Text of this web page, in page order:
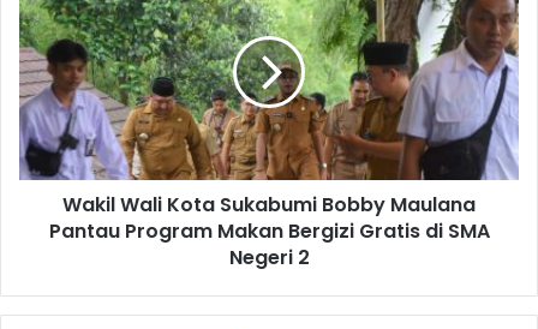
Wakil Wali Kota Sukabumi Bobby Maulana
Pantau Program Makan Bergizi Gratis di SMA
Negeri 2